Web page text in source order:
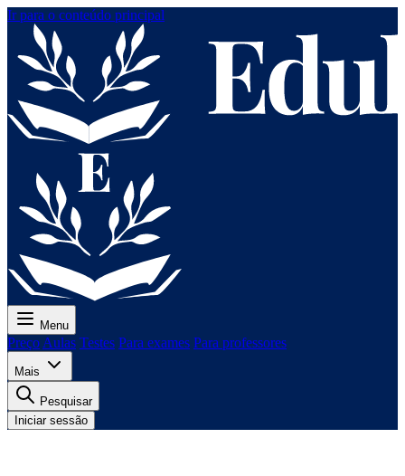
Ir para o conteúdo principal
Menu
Preço Aulas Testes Para exames Para professores
Mais
Pesquisar
Iniciar sessão